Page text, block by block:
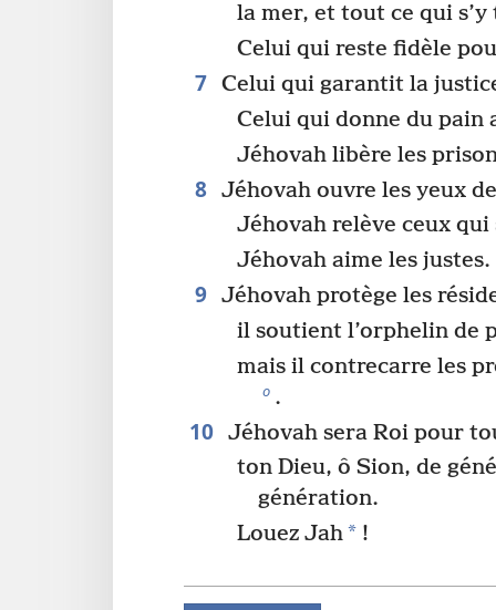
la mer, et tout ce qui
Celui qui reste fidèle
7 Celui qui garantit la
Celui qui donne du pain
Jéhovah libère les
8 Jéhovah ouvre les yeux
Jéhovah relève ceux
Jéhovah aime les justes.
9 Jéhovah protège les
il soutient l’orphelin de
mais il contrecarre les
o .
10 Jéhovah sera Roi pour
ton Dieu, ô Sion, de
génération.
Louez Jah* !